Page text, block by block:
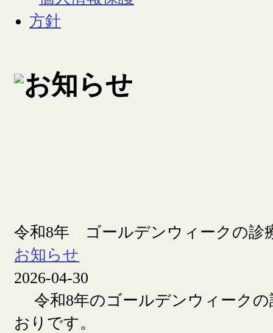
令和8年 ゴールデンウィークの診
お知らせ
2026-04-30
令和8年のゴールデンウィークの
おりです。